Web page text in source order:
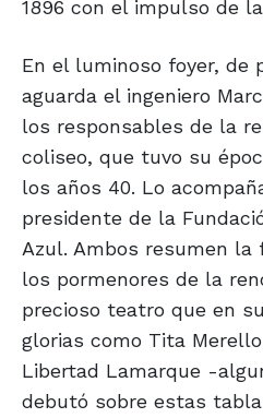
1896 con el impulso de
En el luminoso foyer, de
aguarda el ingeniero
los responsables de la
coliseo, que tuvo su
los años 40. Lo
presidente de la
Azul. Ambos resumen
los pormenores de la
precioso teatro que en
glorias como Tita
Libertad Lamarque -
debutó sobre estas